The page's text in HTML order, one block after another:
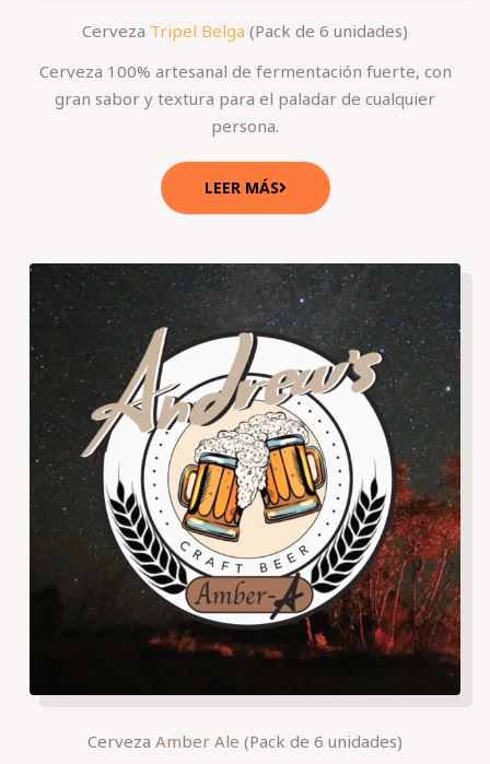
Cerveza Tripel Belga (Pack de 6 unidades)
Cerveza 100% artesanal de fermentación fuerte, con
gran sabor y textura para el paladar de cualquier
persona.
LEER MÁS
Cerveza Amber Ale (Pack de 6 unidades)